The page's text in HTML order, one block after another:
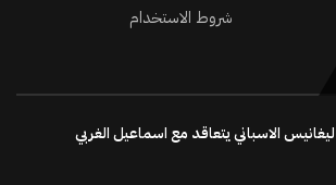
شروط الاستخدام
ليغانيس الاسباني يتعاقد مع اسماعيل الغربي